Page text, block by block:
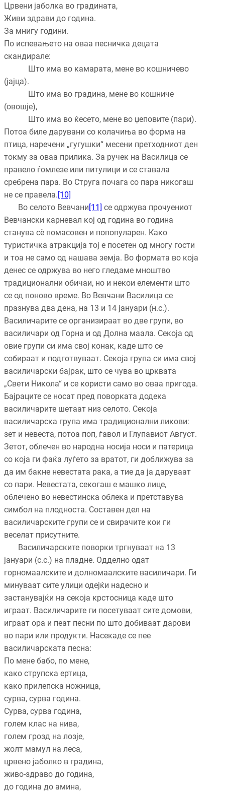
Црвени јаболка во градината,
Живи здрави до година.
За мнигу години.
По испевањето на оваа песничка децата
скандирале:
Што има во камарата, мене во кошничево
(јајца).
Што има во градина, мене во кошниче
(овошје),
Што има во ќесето, мене во џеповите (пари).
Потоа биле дарувани со колачиња во форма на
птица, наречени „гугушки“ месени претходниот ден
токму за оваа прилика. За ручек на Василица се
правело ѓомлезе или питулици и се ставала
сребрена пара. Во Струга почага со пара никогаш
не се правела.[10]
Во селото Вевчани[11] се одржува прочуениот
Вевчански карневал кој од година во година
станува сè помасовен и попопуларен. Како
туристичка атракција тој е посетен од многу гости
и тоа не само од нашава земја. Во формата во која
денес се одржува во него гледаме мноштво
традиционални обичаи, но и некои елементи што
се од поново време. Во Вевчани Василица се
празнува два дена, на 13 и 14 јануари (н.с.).
Василичарите се организираат во две групи, во
василичари од Горна и од Долна маала. Секоја од
овие групи си има свој конак, каде што се
собираат и подготвуваат. Секоја група си има свој
василичарски бајрак, што се чува во црквата
„Свети Никола“ и се користи само во оваа пригода.
Бајраците се носат пред поворката додека
василичарите шетаат низ селото. Секоја
василичарска група има традиционални ликови:
зет и невеста, потоа поп, ѓавол и Глупавиот Август.
Зетот, облечен во народна носија носи и патерица
со која ги фаќа луѓето за вратот, ги доближува за
да им бакне невестата рака, а тие да ја даруваат
со пари. Невестата, секогаш е машко лице,
облечено во невестинска облека и претставува
симбол на плодноста. Составен дел на
василичарските групи се и свирачите кои ги
веселат присутните.
Василичарските поворки тргнуваат на 13
јануари (с.с.) на пладне. Одделно одат
горномаалските и долномаалските василичари. Ги
минуваат сите улици одејќи надесно и
застанувајќи на секоја крстосница каде што
играат. Василичарите ги посетуваат сите домови,
играат ора и пеат песни по што добиваат дарови
во пари или продукти. Насекаде се пее
василичарската песна:
По мене бабо, по мене,
како струпска ертица,
како прилепска ножница,
сурва, сурва година.
Сурва, сурва година,
голем клас на нива,
голем грозд на лозје,
жолт мамул на леса,
црвено јаболко в градина,
живо-здраво до година,
до година до амина,